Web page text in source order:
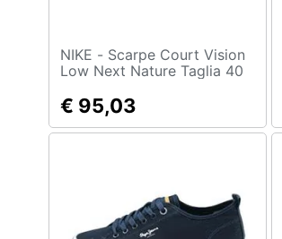
Prima infanzia
Casalinghi
NIKE - Scarpe Court Vision
Low Next Nature Taglia 40
€ 95,03